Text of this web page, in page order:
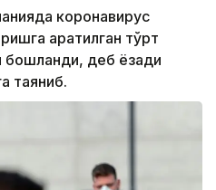
коронавирус
қаратилган тўрт
бошланди, деб ёзади
таяниб.